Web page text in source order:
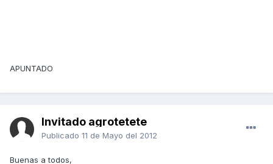
APUNTADO
Invitado agrotetete
Publicado 11 de Mayo del 2012
Buenas a todos,